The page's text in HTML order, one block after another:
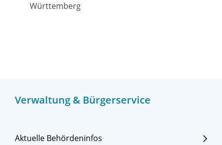
Verwaltung & Bürgerservice
Aktuelle Behördeninfos
Württemberg